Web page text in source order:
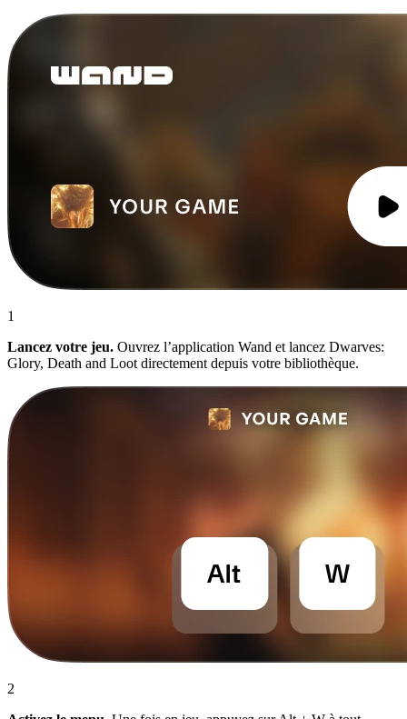
1
Lancez votre jeu. Ouvrez l’application Wand et lancez Dwarves:
Glory, Death and Loot directement depuis votre bibliothèque.
2